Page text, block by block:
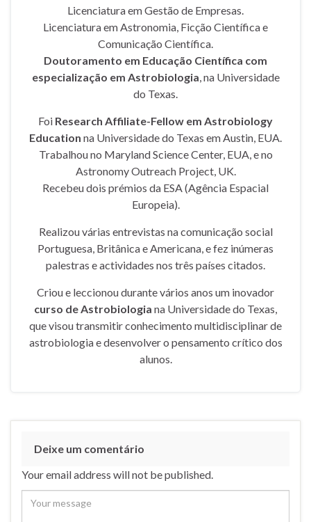
Licenciatura em Gestão de Empresas.
Licenciatura em Astronomia, Ficção Científica e
Comunicação Científica.
Doutoramento em Educação Científica com
especialização em Astrobiologia, na Universidade
do Texas.
Foi Research Affiliate-Fellow em Astrobiology
Education na Universidade do Texas em Austin, EUA.
Trabalhou no Maryland Science Center, EUA, e no
Astronomy Outreach Project, UK.
Recebeu dois prémios da ESA (Agência Espacial
Europeia).
Realizou várias entrevistas na comunicação social
Portuguesa, Britânica e Americana, e fez inúmeras
palestras e actividades nos três países citados.
Criou e leccionou durante vários anos um inovador
curso de Astrobiologia na Universidade do Texas,
que visou transmitir conhecimento multidisciplinar de
astrobiologia e desenvolver o pensamento crítico dos
alunos.
Deixe um comentário
Your email address will not be published.